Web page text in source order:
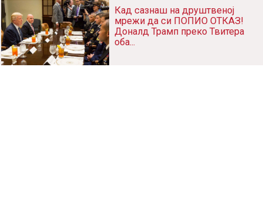
Кад сазнаш на друштвеној
мрежи да си ПОПИО ОТКАЗ!
Доналд Трамп преко Твитера
оба...